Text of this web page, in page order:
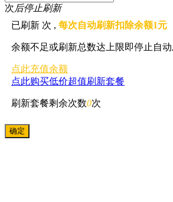
次后停止刷新
已刷新 次 ,每次自动刷新扣除余额1元
余额不足或刷新总数达上限即停止自
点此充值余额
点此购买低价超值刷新套餐
刷新套餐剩余次数0次